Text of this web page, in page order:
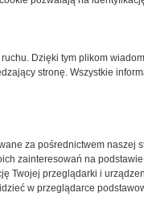
przechowywania
cookies stosujemy
poziomie,
potrzeb.
Dzięki tym plikom
stronę. Wszystkie
za pośrednictwem naszej
zainteresowań na
Twojej przeglądarki i
w przeglądarce